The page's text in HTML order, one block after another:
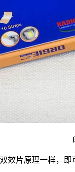
双效片原理一样，